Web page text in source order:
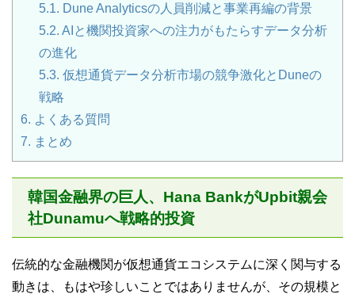
5.1. Dune Analyticsの人員削減と事業再編の背景
5.2. AIと機関投資家への注力がもたらすデータ分析
の進化
5.3. 仮想通貨データ分析市場の競争激化とDuneの
戦略
6. よくある質問
7. まとめ
韓国金融界の巨人、Hana BankがUpbit親会
社Dunamuへ戦略的投資
伝統的な金融機関が仮想通貨エコシステムに深く関与する
動きは、もはや珍しいことではありませんが、その規模と